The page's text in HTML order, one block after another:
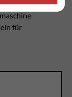
für